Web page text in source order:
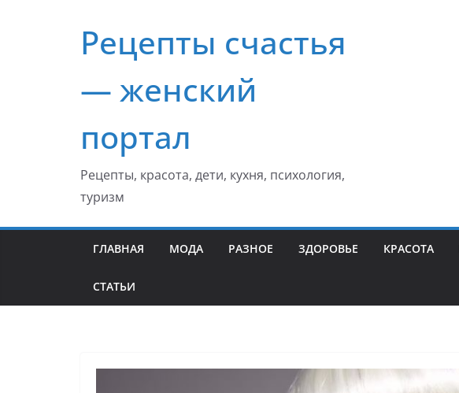
содержимомуРецепты счастья
— женский
портал
Рецепты, красота, дети, кухня, психология,
туризм
ГЛАВНАЯ МОДА РАЗНОЕ ЗДОРОВЬЕ КРАСОТА
СТАТЬИ